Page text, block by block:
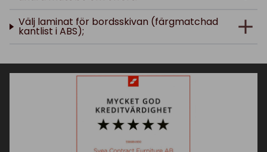
Välj laminat för bordsskivan (färgmatchad
kantlist i ABS);